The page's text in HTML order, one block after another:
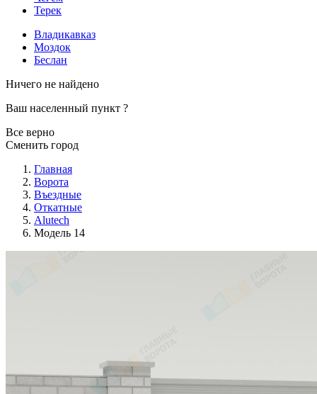
Терек
Владикавказ
Моздок
Беслан
Ничего не найдено
Ваш населенный пункт ?
Все верно
Сменить город
Главная
Ворота
Въездные
Откатные
Alutech
Модель 14